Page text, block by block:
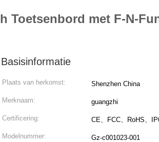
Toetsenbord met F-N-
Basisinformatie
Plaats van herkomst: Shenzhen China
Merknaam: guangzhi
Certificering: CE、FCC、RoHS、
Modelnummer: Gz-c001023-001